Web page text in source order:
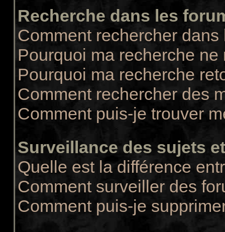
Recherche dans les
Comment rechercher dans
Pourquoi ma recherche
Pourquoi ma recherche
Comment rechercher des
Comment puis-je trouver
Surveillance des sujets
Quelle est la différence
Comment surveiller des
Comment puis-je